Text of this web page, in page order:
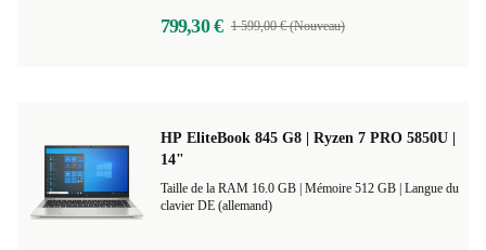
799,30 € 1 599,00 € (Nouveau)
HP EliteBook 845 G8 | Ryzen 7 PRO 5850U |
14"
Langue du
clavier DE (allemand)